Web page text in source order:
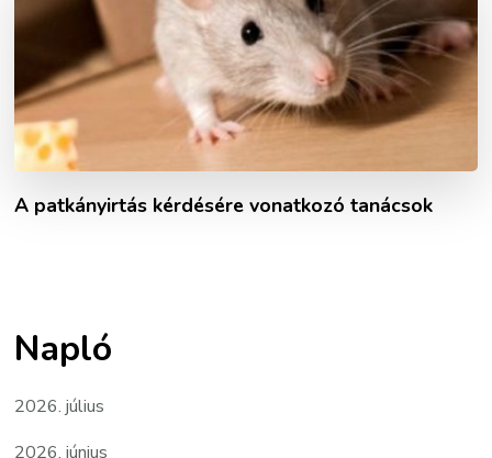
A patkányirtás kérdésére vonatkozó tanácsok
Napló
2026. július
2026. június